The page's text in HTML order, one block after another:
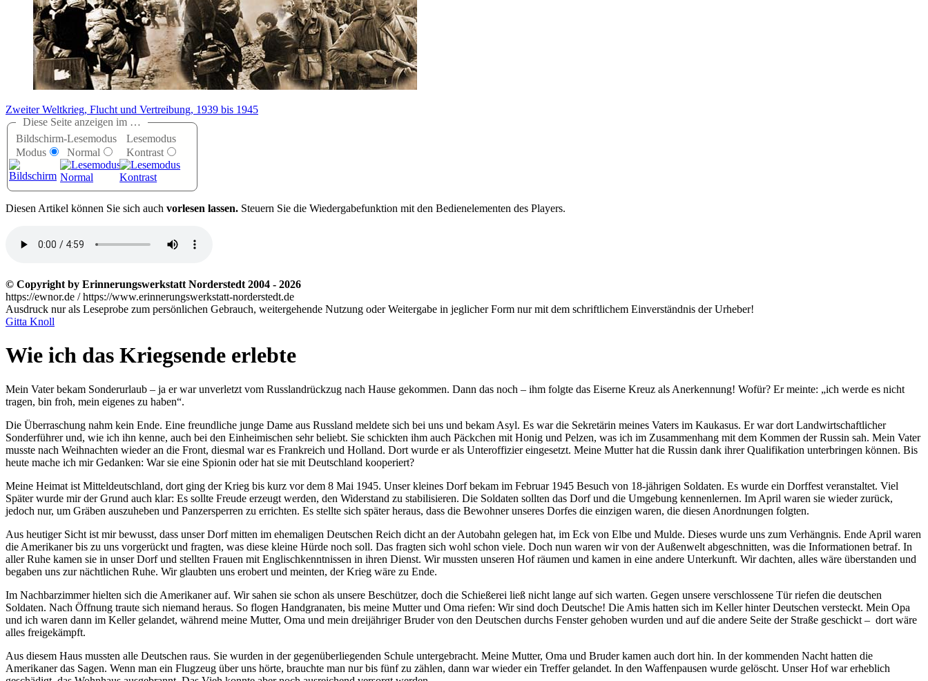
Zweiter Weltkrieg, Flucht und Vertreibung, 1939 bis 1945
Diese Seite anzeigen im …
Bildschirm-
Modus
Lesemodus
Normal
Lesemodus
Kontrast
Diesen Artikel können Sie sich auch vorlesen lassen. Steuern Sie die Wiedergabefunktion mit den Bedienelementen des Players.
© Copyright by Erinnerungswerkstatt Norderstedt 2004 - 2026
https://ewnor.de / https://www.erinnerungswerkstatt-norderstedt.de
Ausdruck nur als Leseprobe zum persönlichen Gebrauch, weitergehende Nutzung oder Weitergabe in jeglicher Form nur mit dem schriftlichem Einverständnis der Urheber!
Gitta Knoll
Wie ich das Kriegsende erlebte
Mein Vater bekam Sonderurlaub ‒ ja er war unverletzt vom Russlandrückzug nach Hause gekommen. Dann das noch ‒ ihm folgte das Eiserne Kreuz als Anerkennung! Wofür? Er meinte:
ich werde es nicht
tragen, bin froh, mein eigenes zu haben .
Die Überraschung nahm kein Ende. Eine freundliche junge Dame aus Russland meldete sich bei uns und bekam Asyl. Es war die Sekretärin meines Vaters im Kaukasus. Er war dort Landwirtschaftlicher
Sonderführer und, wie ich ihn kenne, auch bei den Einheimischen sehr beliebt. Sie schickten ihm auch Päckchen mit Honig und Pelzen, was ich im Zusammenhang mit dem Kommen der Russin sah. Mein Vater
musste nach Weihnachten wieder an die Front, diesmal war es Frankreich und Holland. Dort wurde er als Unteroffizier eingesetzt. Meine Mutter hat die Russin dank ihrer Qualifikation unterbringen können. Bis
heute mache ich mir Gedanken: War sie eine Spionin oder hat sie mit Deutschland kooperiert?
Meine Heimat ist Mitteldeutschland, dort ging der Krieg bis kurz vor dem 8 Mai 1945. Unser kleines Dorf bekam im Februar 1945 Besuch von 18-jährigen Soldaten. Es wurde ein Dorffest veranstaltet. Viel
Später wurde mir der Grund auch klar: Es sollte Freude erzeugt werden, den Widerstand zu stabilisieren. Die Soldaten sollten das Dorf und die Umgebung kennenlernen. Im April waren sie wieder zurück,
jedoch nur, um Gräben auszuheben und Panzersperren zu errichten. Es stellte sich später heraus, dass die Bewohner unseres Dorfes die einzigen waren, die diesen Anordnungen folgten.
Aus heutiger Sicht ist mir bewusst, dass unser Dorf mitten im ehemaligen Deutschen Reich dicht an der Autobahn gelegen hat, im Eck von Elbe und Mulde. Dieses wurde uns zum Verhängnis. Ende April waren
die Amerikaner bis zu uns vorgerückt und fragten, was diese kleine Hürde noch soll. Das fragten sich wohl schon viele. Doch nun waren wir von der Außenwelt abgeschnitten, was die Informationen betraf. In
aller Ruhe kamen sie in unser Dorf und stellten Frauen mit Englischkenntnissen in ihren Dienst. Wir mussten unseren Hof räumen und kamen in eine andere Unterkunft. Wir dachten, alles wäre überstanden und
begaben uns zur nächtlichen Ruhe. Wir glaubten uns erobert und meinten, der Krieg wäre zu Ende.
Im Nachbarzimmer hielten sich die Amerikaner auf. Wir sahen sie schon als unsere Beschützer, doch die Schießerei ließ nicht lange auf sich warten. Gegen unsere verschlossene Tür riefen die deutschen
Soldaten. Nach Öffnung traute sich niemand heraus. So flogen Handgranaten, bis meine Mutter und Oma riefen: Wir sind doch Deutsche! Die Amis hatten sich im Keller hinter Deutschen versteckt. Mein Opa
und ich waren dann im Keller gelandet, während meine Mutter, Oma und mein dreijähriger Bruder von den Deutschen durchs Fenster gehoben wurden und auf die andere Seite der Straße geschickt ‒ dort wäre
alles freigekämpft.
Aus diesem Haus mussten alle Deutschen raus. Sie wurden in der gegenüberliegenden Schule untergebracht. Meine Mutter, Oma und Bruder kamen auch dort hin. In der kommenden Nacht hatten die
Amerikaner das Sagen. Wenn man ein Flugzeug über uns hörte, brauchte man nur bis fünf zu zählen, dann war wieder ein Treffer gelandet. In den Waffenpausen wurde gelöscht. Unser Hof war erheblich